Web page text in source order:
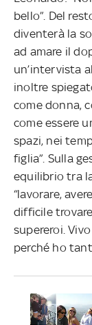
bello”. Del
diventerà la
ad amare il
un’intervista
inoltre
come donna,
come essere
spazi, nei
figlia”. Sulla
equilibrio tra
“lavorare,
difficile
supereroi.
perché ho